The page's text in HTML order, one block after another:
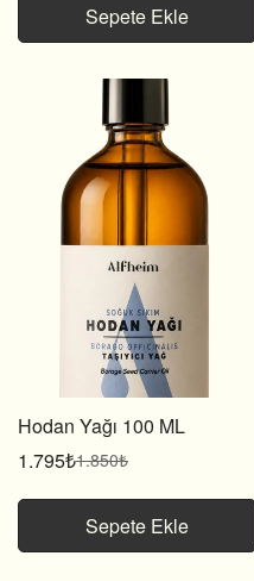
Sepete Ekle
Hodan Yağı 100 ML
Satış
fiyatı
1.795₺
Normal
fiyat
1.850₺
Sepete Ekle